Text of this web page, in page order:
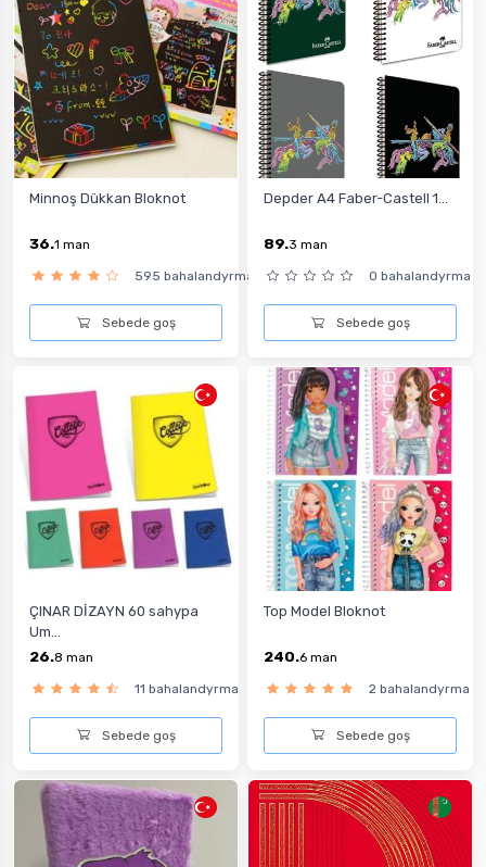
Minnoş Dükkan Bloknot
36.1 man
595 bahalandyrma
Sebede goş
Depder A4 Faber-Castell 1...
89.3 man
0 bahalandyrma
Sebede goş
ÇINAR DİZAYN 60 sahypa
Um...
26.8 man
11 bahalandyrma
Sebede goş
Top Model Bloknot
240.6 man
2 bahalandyrma
Sebede goş